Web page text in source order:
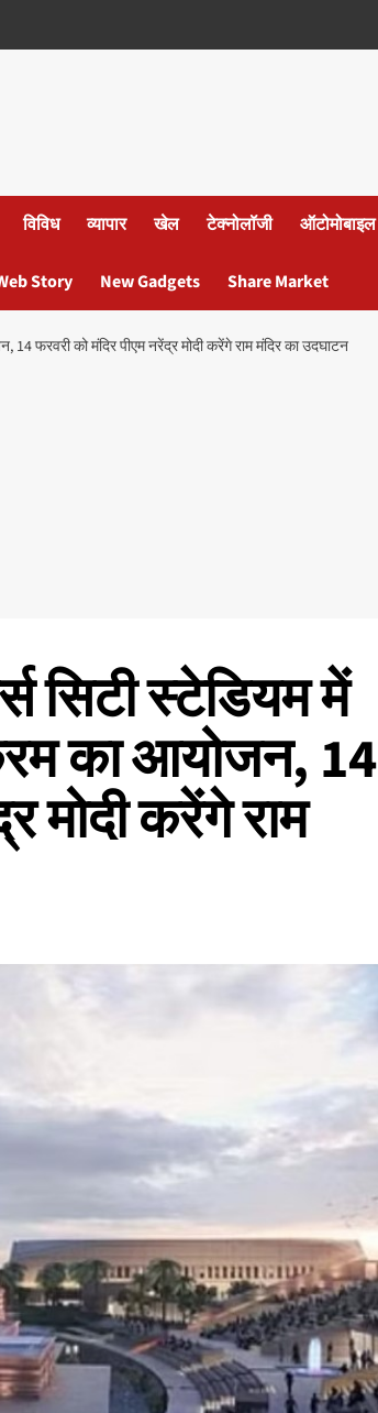
विविध व्यापार खेल टेक्नोलॉजी ऑटोमोबाइल
Story New Gadgets Share Market
फरवरी को मंदिर पीएम नरेंद्र मोदी करेंगे राम मंदिर का उदघाटन
सिटी स्टेडियम में
का आयोजन, 14
मोदी करेंगे राम